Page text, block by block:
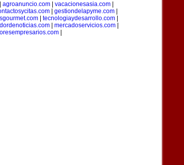
agroanuncio.com| vacacionesasia.com|
| gestiondelapyme.com|
tecnologiaydesarrollo.com
mercadoservicios.com